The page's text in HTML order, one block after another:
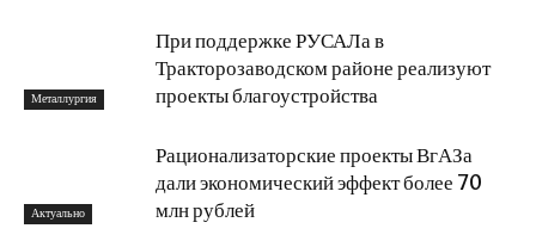
Металлургия
При поддержке РУСАЛа в
Тракторозаводском районе реализуют
проекты благоустройства
Актуально
Рационализаторские проекты ВгАЗа
дали экономический эффект более 70
млн рублей